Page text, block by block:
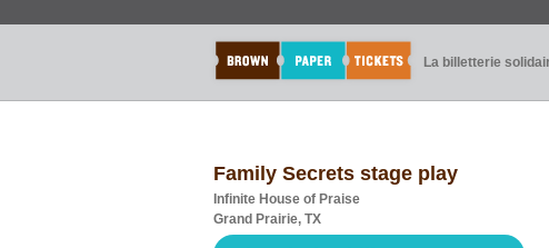
La billetterie
Family Secrets stage play
Infinite House of Praise
Grand Prairie, TX